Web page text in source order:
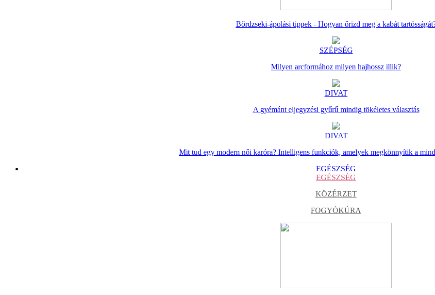
Bőrdzseki-ápolási tippek - Hogyan őrizd meg a kabát
SZÉPSÉG
Milyen arcformához milyen hajhossz illik?
DIVAT
A gyémánt eljegyzési gyűrű mindig tökéletes választás
DIVAT
Mit tud egy modern női karóra? Intelligens funkciók, amelyek megkönnyítik a
EGÉSZSÉG
EGÉSZSÉG
KÖZÉRZET
FOGYÓKÚRA